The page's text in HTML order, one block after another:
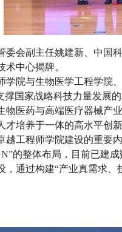
委会副主任姚建新、中国
中心揭牌。
学院与生物医学工程学院
撑国家战略科技力量发展
医药与高端医疗器械产
培养于一体的高水平创
越工程师学院建设的重要
的整体布局，目前已建
，通过构建“产业真需求